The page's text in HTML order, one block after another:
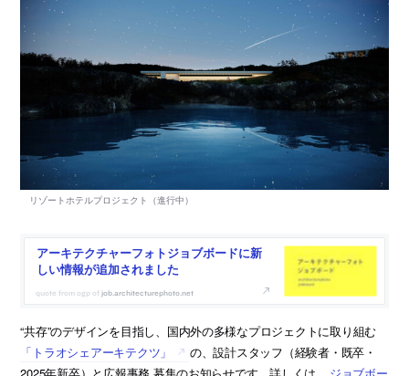
アーキテクチャーフォトジョブボードに新
しい情報が追加されました
job.architecturephoto.net
“共存”のデザインを目指し、国内外の多様なプロジェクトに取り組む
「トラオシェアーキテクツ」
の、設計スタッフ（経験者・既卒・